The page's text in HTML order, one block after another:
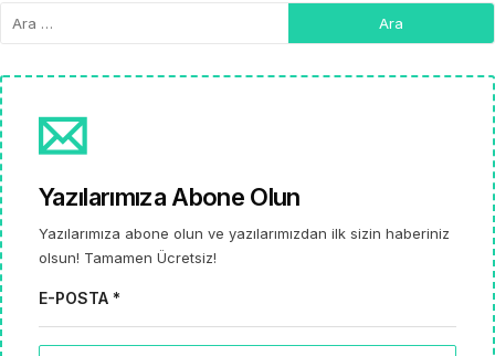
Yazılarımıza Abone Olun
Yazılarımıza abone olun ve yazılarımızdan ilk sizin haberiniz
olsun! Tamamen Ücretsiz!
E-POSTA *